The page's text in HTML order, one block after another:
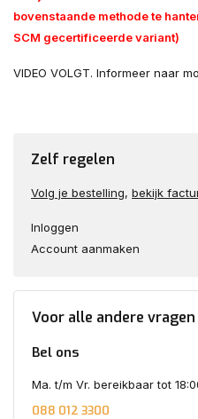
bovenstaande methode te
SCM gecertificeerde variant)
VIDEO VOLGT. Informeer naar
Zelf regelen
Volg je bestelling, bekijk
Inloggen
Account aanmaken
Voor alle andere vragen
Bel ons
Ma. t/m Vr. bereikbaar tot
088 012 3300